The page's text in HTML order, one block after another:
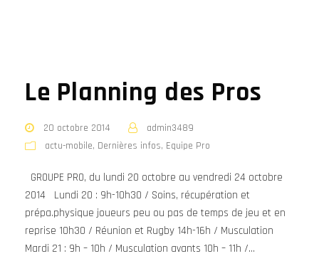
Le Planning des Pros
20 octobre 2014
admin3489
actu-mobile, Dernières infos, Equipe Pro
GROUPE PRO, du lundi 20 octobre au vendredi 24 octobre
2014 Lundi 20 : 9h-10h30 / Soins, récupération et
prépa.physique joueurs peu ou pas de temps de jeu et en
reprise 10h30 / Réunion et Rugby 14h-16h / Musculation
Mardi 21 : 9h – 10h / Musculation avants 10h – 11h /...